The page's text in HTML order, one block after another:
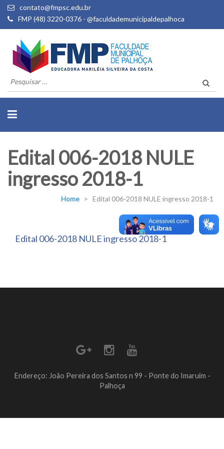
contato@fmpsc.edu.br
FMP (48) 3220-0376 - @faculdademunicipaldepalhoca
Pesquisar
por:
Edital 006-2018 NULE
ingresso 2018-1
Home > Edital 006-2018 NULE ingresso 2018-1
Edital 006-2018 NULE ingresso 2018-1
Endereço: João Pereira dos Santos n 99 - Ponte do Imaruim -
Palhoça